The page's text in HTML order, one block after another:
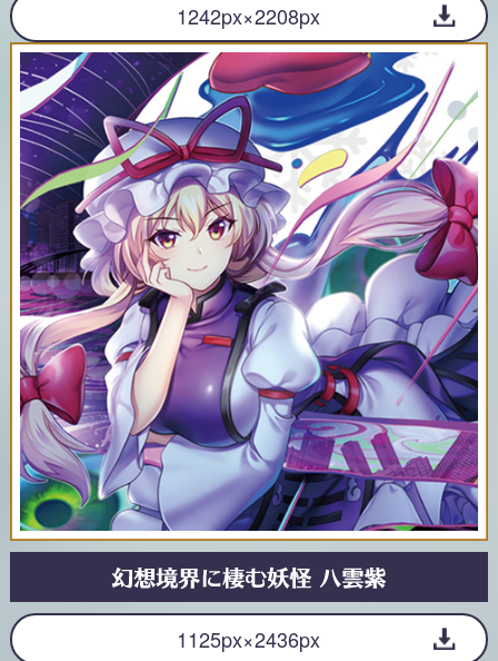
1242px×2208px
1125px×2436px